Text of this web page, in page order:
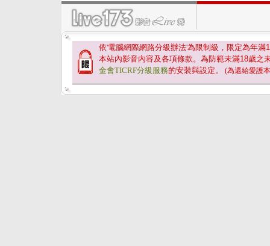
依'電腦網際網路分級辦法'為限制級，限定為年滿
本站內影音內容及各項條款。為防範未滿18歲之
金會TICRF分級服務的安裝與設定。 (為還給愛護